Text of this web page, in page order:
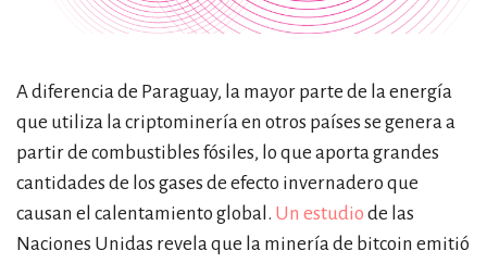
A diferencia de Paraguay, la mayor parte de la energía
que utiliza la criptominería en otros países se genera a
partir de combustibles fósiles, lo que aporta grandes
cantidades de los gases de efecto invernadero que
causan el calentamiento global. Un estudio de las
Naciones Unidas revela que la minería de bitcoin emitió